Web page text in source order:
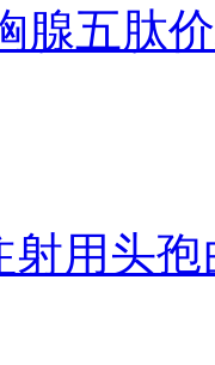
腺五肽
射用头